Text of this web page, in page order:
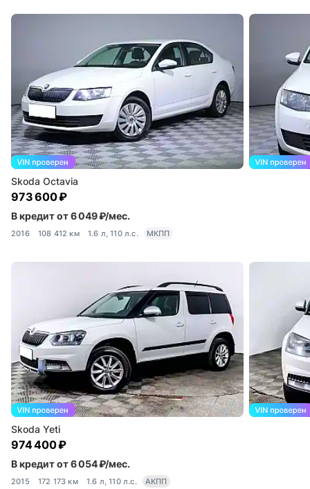
Skoda Octavia
973 600 ₽
В кредит от 6 049 ₽/мес.
2016 108 412 км 1.6 л, 110 л.с. МКПП
Skoda Yeti
974 400 ₽
В кредит от 6 054 ₽/мес.
2015 172 173 км 1.6 л, 110 л.с. АКПП